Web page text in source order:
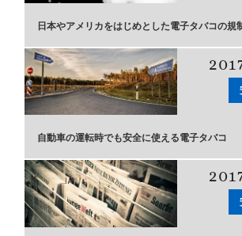
日本やアメリカをはじめとした電子タバコの規
自動車の運転時でも安全に使える電子タバコ